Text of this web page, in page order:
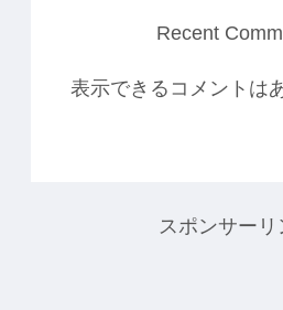
Recent
表示できるコメントは
スポンサーリ